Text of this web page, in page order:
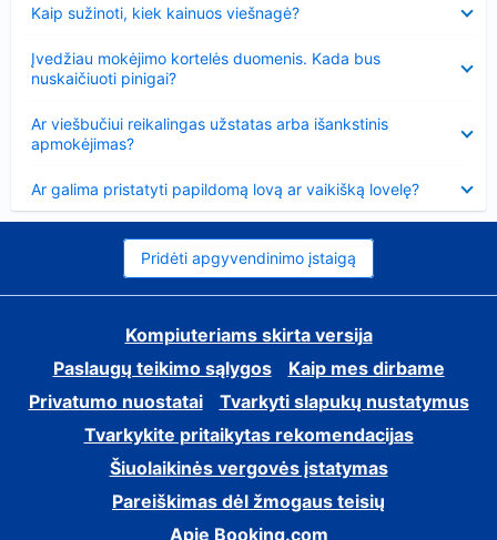
Kaip sužinoti, kiek kainuos viešnagė?
Įvedžiau mokėjimo kortelės duomenis. Kada bus
nuskaičiuoti pinigai?
Ar viešbučiui reikalingas užstatas arba išankstinis
apmokėjimas?
Ar galima pristatyti papildomą lovą ar vaikišką lovelę?
Pridėti apgyvendinimo įstaigą
Kompiuteriams skirta versija
Paslaugų teikimo sąlygos
Kaip mes dirbame
Privatumo nuostatai
Tvarkyti slapukų nustatymus
Tvarkykite pritaikytas rekomendacijas
Šiuolaikinės vergovės įstatymas
Pareiškimas dėl žmogaus teisių
Apie Booking.com